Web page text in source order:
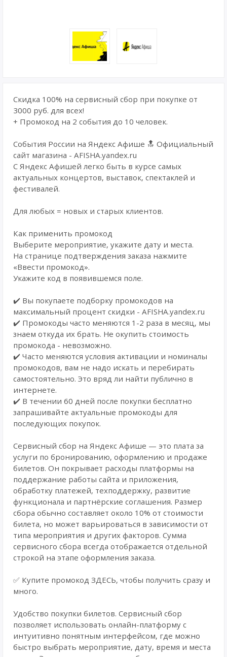
Скидка 100% на сервисный сбор при покупке от
3000 руб. для всех!
+ Промокод на 2 события до 10 человек.
События России на Яндекс Афише 🔝 Официальный
сайт магазина - AFISHA.yandex.ru
С Яндекс Афишей легко быть в курсе самых
актуальных концертов, выставок, спектаклей и
фестивалей.
Для любых = новых и старых клиентов.
Как применить промокод
Выберите мероприятие, укажите дату и места.
На странице подтверждения заказа нажмите
«Ввести промокод».
Укажите код в появившемся поле.
✔️ Вы покупаете подборку промокодов на
максимальный процент скидки - AFISHA.yandex.ru
✔️ Промокоды часто меняются 1-2 раза в месяц, мы
знаем откуда их брать. Не окупить стоимость
промокода - невозможно.
✔️ Часто меняются условия активации и номиналы
промокодов, вам не надо искать и перебирать
самостоятельно. Это вряд ли найти публично в
интернете.
✔️ В течении 60 дней после покупки бесплатно
запрашивайте актуальные промокоды для
последующих покупок.
Сервисный сбор на Яндекс Афише — это плата за
услуги по бронированию, оформлению и продаже
билетов. Он покрывает расходы платформы на
поддержание работы сайта и приложения,
обработку платежей, техподдержку, развитие
функционала и партнёрские соглашения. Размер
сбора обычно составляет около 10% от стоимости
билета, но может варьироваться в зависимости от
типа мероприятия и других факторов. Сумма
сервисного сбора всегда отображается отдельной
строкой на этапе оформления заказа.
✅ Купите промокод ЗДЕСЬ, чтобы получить сразу и
много.
Удобство покупки билетов. Сервисный сбор
позволяет использовать онлайн-платформу с
интуитивно понятным интерфейсом, где можно
быстро выбрать мероприятие, дату, время и места